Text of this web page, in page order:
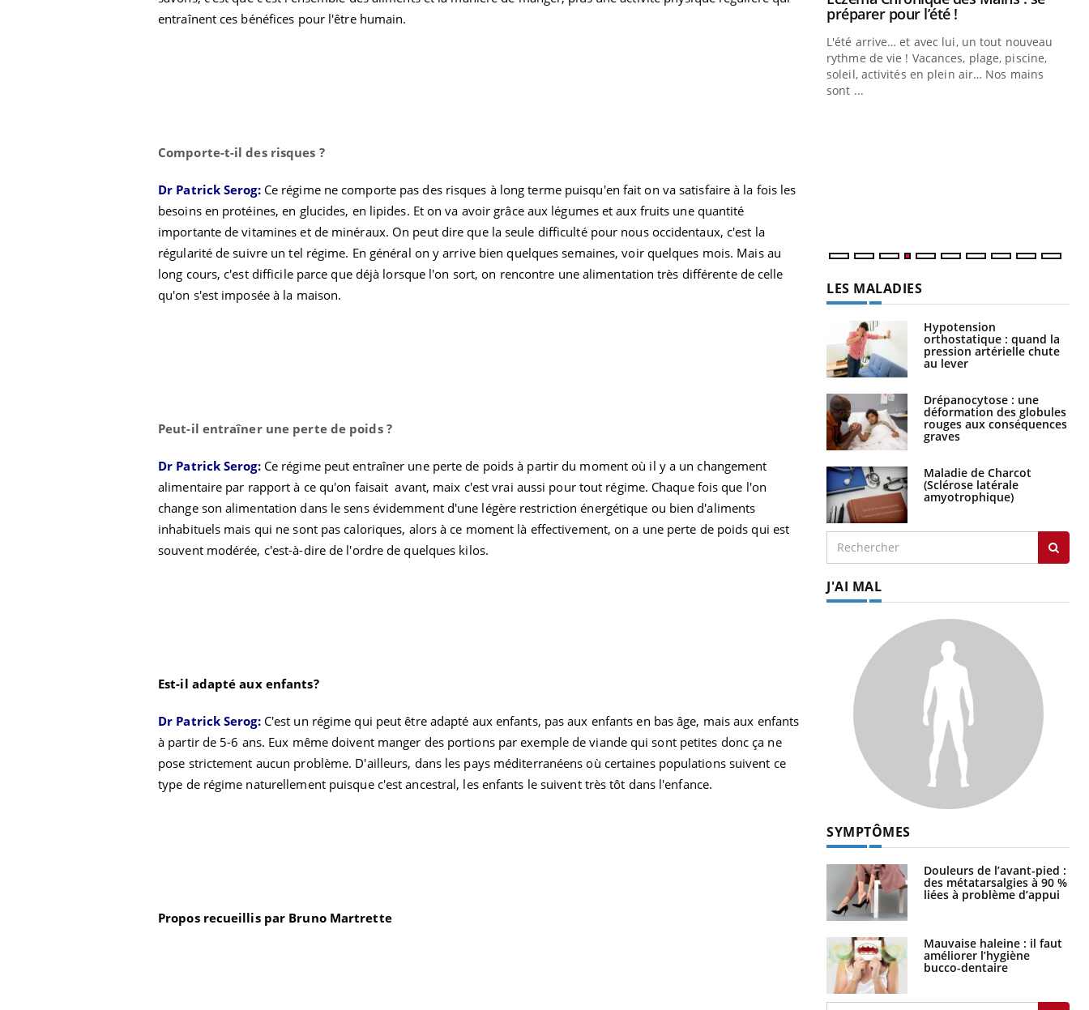
entraînent ces bénéfices pour l'être humain.
Comporte-t-il des risques ?
Dr Patrick Serog:Ce régime ne comporte pas des risques à long terme puisqu'en fait on va satisfaire à la fois les
besoins en protéines, en glucides, en lipides. Et on va avoir grâce aux légumes et aux fruits une quantité
importante de vitamines et de minéraux. On peut dire que la seule difficulté pour nous occidentaux, c'est la
régularité de suivre un tel régime. En général on y arrive bien quelques semaines, voir quelques mois. Mais au
long cours, c'est difficile parce que déjà lorsque l'on sort, on rencontre une alimentation très différente de celle
qu'on s'est imposée à la maison.
Peut-il entraîner une perte de poids ?
Dr Patrick Serog:Ce régime peut entraîner une perte de poids à partir du moment où il y a un changement
alimentaire par rapport à ce qu'on faisait avant, maix c'est vrai aussi pour tout régime. Chaque fois que l'on
change son alimentation dans le sens évidemment d'une légère restriction énergétique ou bien d'aliments
inhabituels mais qui ne sont pas caloriques, alors à ce moment là effectivement, on a une perte de poids qui est
souvent modérée, c'est-à-dire de l'ordre de quelques kilos.
Est-il adapté aux enfants?
Dr Patrick Serog: C'est un régime qui peut être adapté aux enfants, pas aux enfants en bas âge, mais aux enfants
à partir de 5-6 ans. Eux même doivent manger des portions par exemple de viande qui sont petites donc ça ne
pose strictement aucun problème. D'ailleurs, dans les pays méditerranéens où certaines populations suivent ce
type de régime naturellement puisque c'est ancestral, les enfants le suivent très tôt dans l'enfance.
Propos recueillis par Bruno Martrette
expliquer ma maladie Youtube prévenirYoutube préparer pour l’été !Youtube
L'été arrive… et avec lui, un tout nouveau
rythme de vie ! Vacances, plage, piscine,
soleil, activités en plein air… Nos mains
sont ...
LES MALADIES
Hypotension
orthostatique : quand la
pression artérielle chute
au lever
Drépanocytose : une
déformation des globules
rouges aux conséquences
graves
Maladie de Charcot
(Sclérose latérale
amyotrophique)
J'AI MAL
SYMPTÔMES
Douleurs de l’avant-pied :
des métatarsalgies à 90 %
liées à problème d’appui
Mauvaise haleine : il faut
améliorer l’hygiène
bucco-dentaire